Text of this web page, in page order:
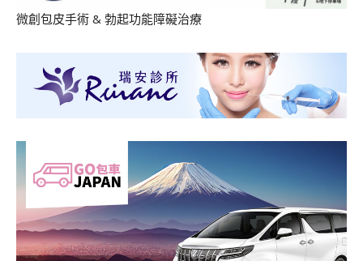
微創包皮手術 & 勃起功能障礙治療